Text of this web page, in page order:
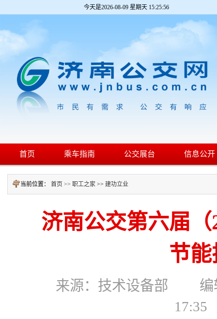
今天是2026-08-09 星期天 15:25:57
首页 乘车指南 公交展台 信息公开
当前位置： 首页 >> 职工之家 >> 建功立业
济南公交第六届
节
来源：技术设备部 编